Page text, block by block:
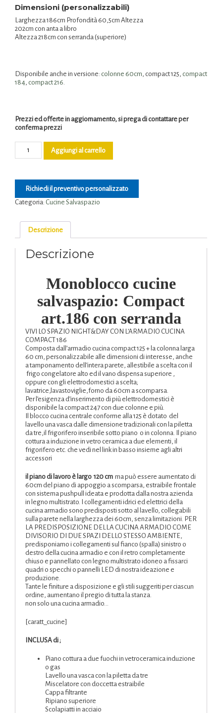
Dimensioni (personalizzabili)
Larghezza 186cm Profondità 60,5cm Altezza
202cm con anta a libro
Altezza 218cm con serranda (superiore)
Disponibile anche in versione: colonne 60cm , compact 125, compact
184, compact 216
Prezzi ed offerte in aggiornamento, si prega di contattare per
conferma prezzi
Aggiungi al carrello
Richiedi il preventivo personalizzato
Categoria: Cucine Salvaspazio
Descrizione
Descrizione
Monoblocco cucine
salvaspazio: Compact
art.186 con serranda
VIVI LO SPAZIO NIGHT&DAY CON L’ARMADIO CUCINA
COMPACT 186
Composta dall’armadio cucina compact 125 + la colonna larga
60 cm, personalizzabile alle dimensioni di interesse, anche
a tamponamento dell’intera parete, allestibile a scelta con il
frigo congelatore alto ed il vano dispensa superiore ,
oppure con gli elettrodomestici a scelta;
lavatrice,lavastoviglie,forno da 60cm a scomparsa.
Per l’esigenza d’inserimento di più elettrodomestici è
disponibile la compact 247 con due colonne e più.
Il blocco cucina centrale conforme alla 125 è dotato del
lavello una vasca dalle dimensione tradizionali con la piletta
da tre,il frigorifero inseribile sotto piano o in colonna. Il piano
cottura a induzione in vetro ceramica a due elementi, il
frigorifero etc. che vedi nel link in basso insieme agli altri
accessori
il piano di lavoro è largo 120 cm ma può essere aumentato di
60cm del piano di appoggio a scomparsa, estraibile frontale
con sistema pushpull ideata e prodotta dalla nostra azienda
in legno multistrato. I collegamenti idrici ed elettrici della
cucina armadio sono predisposti sotto al lavello, collegabili
sulla parete nella larghezza dei 60cm, senza limitazioni. PER
LA PREDISPOSIZIONE DELLA CUCINA ARMADIO COME
DIVISORIO DI DUE SPAZI DELLO STESSO AMBIENTE,
predisponiamo i collegamenti sul fianco (spalla) sinistro o
destro della cucina armadio e con il retro completamente
chiuso e pannellato con legno multistrato idoneo a fissarci
quadri o specchi o pannelli LED di nostra ideazione e
produzione.
Tante le finiture a disposizione e gli stili suggeriti per ciascun
ordine, aumentano il pregio di tutta la stanza.
non solo una cucina armadio…
[caratt_cucine]
INCLUSA di ;
Piano cottura a due fuochi in vetroceramica induzione
o gas
Lavello una vasca con la piletta da tre
Miscelatore con doccetta estraibile
Cappa filtrante
Ripiano superiore
Scolapiatti in acciaio